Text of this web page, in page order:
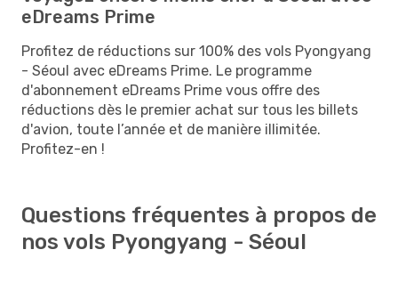
eDreams Prime
Profitez de réductions sur 100% des vols Pyongyang
- Séoul avec eDreams Prime. Le programme
d'abonnement eDreams Prime vous offre des
réductions dès le premier achat sur tous les billets
d'avion, toute l’année et de manière illimitée.
Profitez-en !
Questions fréquentes à propos de
nos vols Pyongyang - Séoul